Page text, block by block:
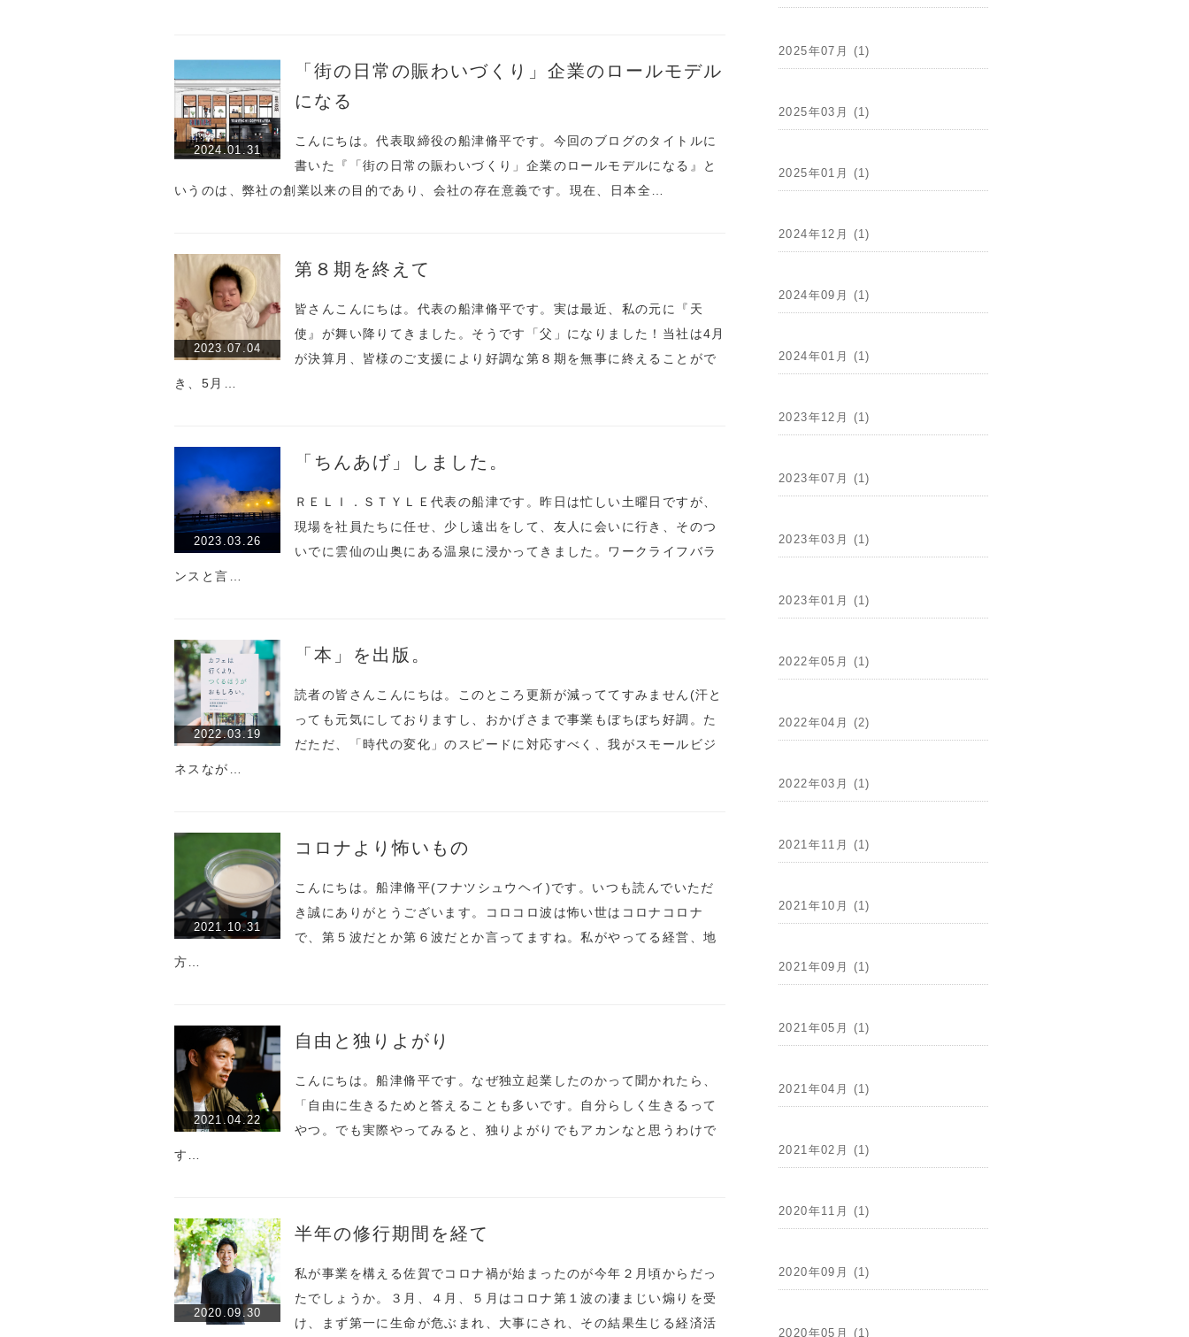
2024.01.31
「街の日常の賑わいづくり」企業のロールモデル
になる
こんにちは。代表取締役の船津脩平です。今回のブログのタイトルに
書いた『「街の日常の賑わいづくり」企業のロールモデルになる』と
いうのは、弊社の創業以来の目的であり、会社の存在意義です。現在、日本全…
2023.07.04
第８期を終えて
皆さんこんにちは。代表の船津脩平です。実は最近、私の元に『天
使』が舞い降りてきました。そうです「父」になりました！当社は4月
が決算月、皆様のご支援により好調な第８期を無事に終えることがで
き、5月…
2023.03.26
「ちんあげ」しました。
ＲＥＬＩ．ＳＴＹＬＥ代表の船津です。昨日は忙しい土曜日ですが、
現場を社員たちに任せ、少し遠出をして、友人に会いに行き、そのつ
いでに雲仙の山奥にある温泉に浸かってきました。ワークライフバラ
ンスと言…
2022.03.19
「本」を出版。
読者の皆さんこんにちは。このところ更新が減っててすみません(汗と
っても元気にしておりますし、おかげさまで事業もぼちぼち好調。た
だただ、「時代の変化」のスピードに対応すべく、我がスモールビジ
ネスなが…
2021.10.31
コロナより怖いもの
こんにちは。船津脩平(フナツシュウヘイ)です。いつも読んでいただ
き誠にありがとうございます。コロコロ波は怖い世はコロナコロナ
で、第５波だとか第６波だとか言ってますね。私がやってる経営、地
方…
2021.04.22
自由と独りよがり
こんにちは。船津脩平です。なぜ独立起業したのかって聞かれたら、
「自由に生きるためと答えることも多いです。自分らしく生きるって
やつ。でも実際やってみると、独りよがりでもアカンなと思うわけで
す…
2020.09.30
半年の修行期間を経て
私が事業を構える佐賀でコロナ禍が始まったのが今年２月頃からだっ
たでしょうか。３月、４月、５月はコロナ第１波の凄まじい煽りを受
け、まず第一に生命が危ぶまれ、大事にされ、その結果生じる経済活
2025年07月 (1)
2025年03月 (1)
2025年01月 (1)
2024年12月 (1)
2024年09月 (1)
2024年01月 (1)
2023年12月 (1)
2023年07月 (1)
2023年03月 (1)
2023年01月 (1)
2022年05月 (1)
2022年04月 (2)
2022年03月 (1)
2021年11月 (1)
2021年10月 (1)
2021年09月 (1)
2021年05月 (1)
2021年04月 (1)
2021年02月 (1)
2020年11月 (1)
2020年09月 (1)
2020年05月 (1)